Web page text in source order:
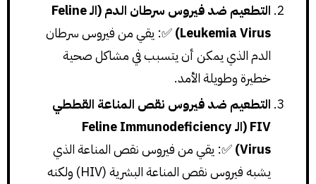
التطعيم ضد فيروس سرطان الدم (الـ Feline
Leukemia Virus) ✅: يقي من فيروس سرطان
الدم الذي يمكن أن يتسبب في مشاكل صحية
خطيرة وطويلة الأمد.
التطعيم ضد فيروس نقص المناعة القططي
FIV (الـ Feline Immunodeficiency
Virus) ✅: يقي من فيروس نقص المناعة الذي
يشبه فيروس نقص المناعة البشرية (HIV) ولكنه